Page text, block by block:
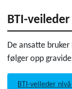
BTI-veileder
De ansatte
følger opp
BTI-veileder